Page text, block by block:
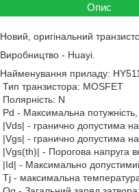
Опис
Новий, оригінальний
Виробництво - Huayi.
Найменування приладу:
Тип транзистора: MOSFET
Полярність: N
Pd - Максимальна
|Vds| - гранично допустима
|Vgs| - гранично допустима
|Vgs(th)| - Порогова напруга
|Id| - Максимально
Tj - максимальна